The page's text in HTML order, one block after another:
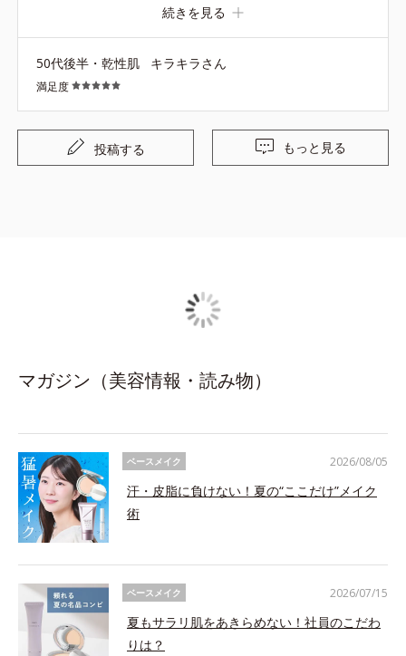
続きを見る
50代後半・乾性肌 キラキラさん
満足度
投稿する もっと見る
マガジン（美容情報・読み物）
ベースメイク
汗・皮脂に負けない！夏の“ここだけ”メイク
術
2026/08/05
ベースメイク
夏もサラリ肌をあきらめない！社員のこだわ
りは？
2026/07/15